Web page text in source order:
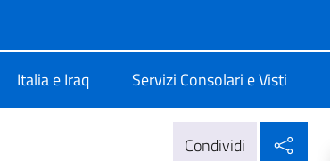
Italia e Iraq Servizi Consolari e Visti
Condividi